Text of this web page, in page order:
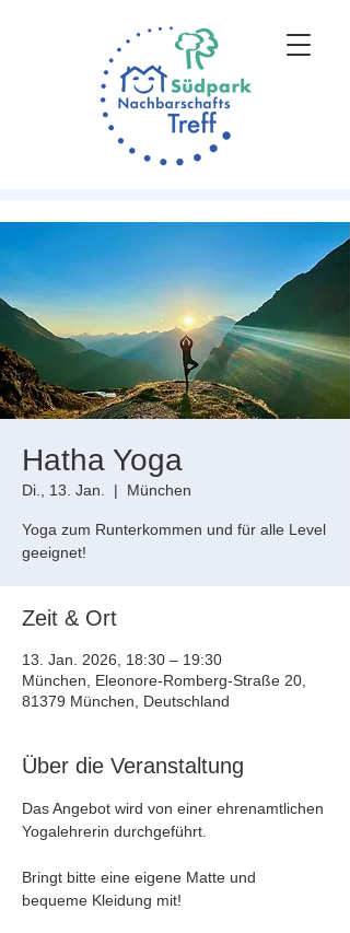
Hatha Yoga
Di., 13. Jan.
  |
München
Yoga zum Runterkommen und für alle Level
geeignet!
Zeit & Ort
13. Jan. 2026, 18:30 – 19:30
München, Eleonore-Romberg-Straße 20,
81379 München, Deutschland
Über die Veranstaltung
Das Angebot wird von einer ehrenamtlichen
Yogalehrerin durchgeführt.
Bringt bitte eine eigene Matte und
bequeme Kleidung mit!